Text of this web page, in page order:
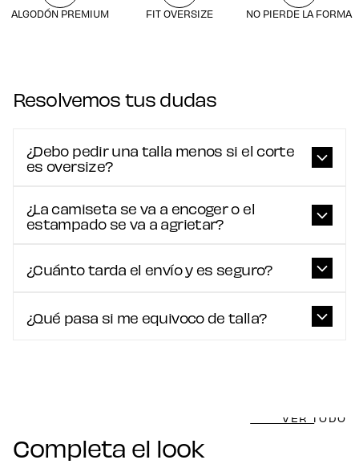
ALGODÓN PREMIUM FIT OVERSIZE NO PIERDE LA FORMA
Resolvemos tus dudas
¿Debo pedir una talla menos si el corte
es oversize?
¿La camiseta se va a encoger o el
estampado se va a agrietar?
¿Cuánto tarda el envío y es seguro?
¿Qué pasa si me equivoco de talla?
Completa el look
VER TODO